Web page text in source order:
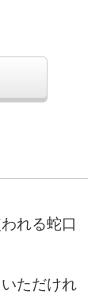
れる蛇口
ただけれ